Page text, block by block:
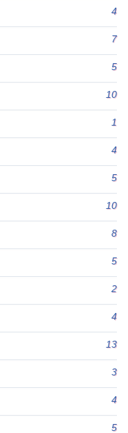
4
7
5
10
1
4
5
10
8
5
2
4
13
3
4
5